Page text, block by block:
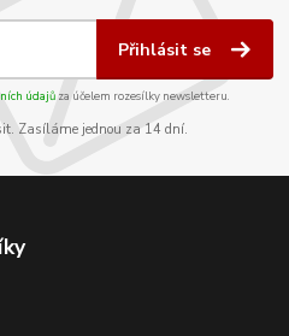
Přihlásit se
údajůza účelem rozesílky newsletteru.
Zasíláme jednou za 14 dní.